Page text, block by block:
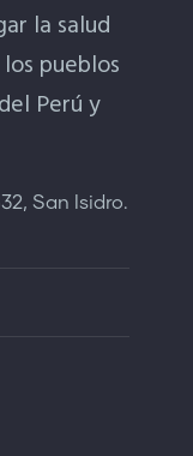
la salud
pueblos
Perú y
San Isidro.